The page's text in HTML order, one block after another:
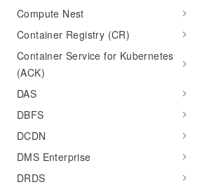
Compute Nest
Container Registry (CR)
Container Service for Kubernetes
(ACK)
DAS
DBFS
DCDN
DMS Enterprise
DRDS